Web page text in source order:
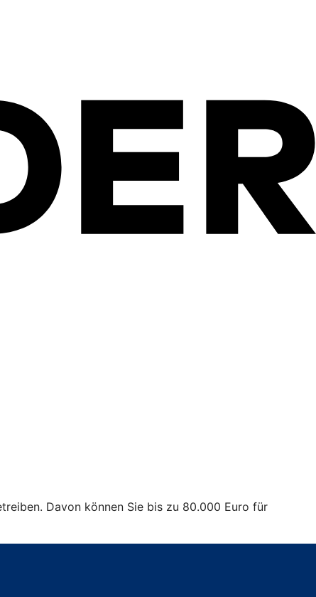
Davon können Sie bis zu 80.000 Euro für